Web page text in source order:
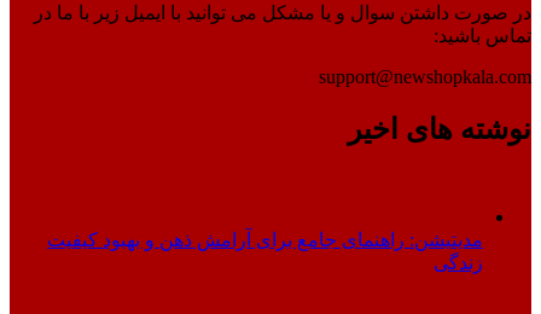
در صورت داشتن سوال و یا مشکل می توانید با ایمیل زیر با ما در
تماس باشید:
support@newshopkala.com
نوشته های اخیر
مدیتیشن: راهنمای جامع برای آرامش ذهن و بهبود کیفیت
زندگی